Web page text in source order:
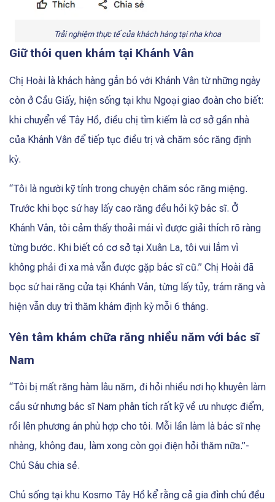
Trải nghiệm thực tế của khách hàng tại nha khoa
Giữ thói quen khám tại Khánh Vân
Chị Hoài là khách hàng gắn bó với Khánh Vân từ những ngày
còn ở Cầu Giấy, hiện sống tại khu Ngoại giao đoàn cho biết:
khi chuyển về Tây Hồ, điều chị tìm kiếm là cơ sở gần nhà
của Khánh Vân để tiếp tục điều trị và chăm sóc răng định
kỳ.
“Tôi là người kỹ tính trong chuyện chăm sóc răng miệng.
Trước khi bọc sứ hay lấy cao răng đều hỏi kỹ bác sĩ. Ở
Khánh Vân, tôi cảm thấy thoải mái vì được giải thích rõ ràng
từng bước. Khi biết có cơ sở tại Xuân La, tôi vui lắm vì
không phải đi xa mà vẫn được gặp bác sĩ cũ.” Chị Hoài đã
bọc sứ hai răng cửa tại Khánh Vân, từng lấy tủy, trám răng và
hiện vẫn duy trì thăm khám định kỳ mỗi 6 tháng.
Yên tâm khám chữa răng nhiều năm với bác sĩ
Nam
“Tôi bị mất răng hàm lâu năm, đi hỏi nhiều nơi họ khuyên làm
cầu sứ nhưng bác sĩ Nam phân tích rất kỹ về ưu nhược điểm,
rồi lên phương án phù hợp cho tôi. Mỗi lần làm là bác sĩ nhẹ
nhàng, không đau, làm xong còn gọi điện hỏi thăm nữa.”-
Chú Sáu chia sẻ.
Chú sống tại khu Kosmo Tây Hồ kể rằng cả gia đình chú đều